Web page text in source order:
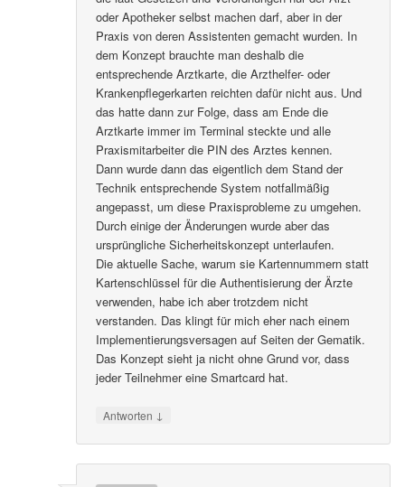
oder Apotheker selbst machen darf, aber in der
Praxis von deren Assistenten gemacht wurden. In
dem Konzept brauchte man deshalb die
entsprechende Arztkarte, die Arzthelfer- oder
Krankenpflegerkarten reichten dafür nicht aus. Und
das hatte dann zur Folge, dass am Ende die
Arztkarte immer im Terminal steckte und alle
Praxismitarbeiter die PIN des Arztes kennen.
Dann wurde dann das eigentlich dem Stand der
Technik entsprechende System notfallmäßig
angepasst, um diese Praxisprobleme zu umgehen.
Durch einige der Änderungen wurde aber das
ursprüngliche Sicherheitskonzept unterlaufen.
Die aktuelle Sache, warum sie Kartennummern statt
Kartenschlüssel für die Authentisierung der Ärzte
verwenden, habe ich aber trotzdem nicht
verstanden. Das klingt für mich eher nach einem
Implementierungsversagen auf Seiten der Gematik.
Das Konzept sieht ja nicht ohne Grund vor, dass
jeder Teilnehmer eine Smartcard hat.
Antworten ↓